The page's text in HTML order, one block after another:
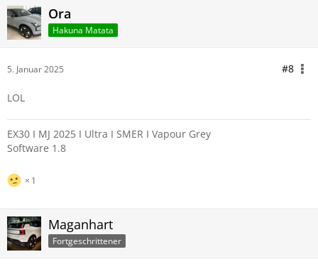
Ora
Hakuna Matata
5. Januar 2025 #8
LOL
EX30 I MJ 2025 I Ultra I SMER I Vapour Grey
Software 1.8
1
Maganhart
Fortgeschrittener